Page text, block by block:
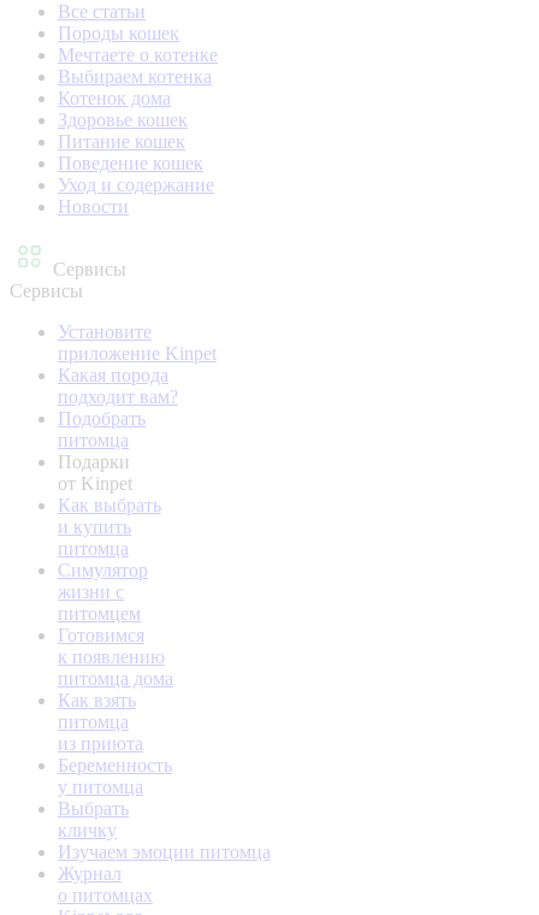
Все статьи
Породы кошек
Мечтаете о котенке
Выбираем котенка
Котенок дома
Здоровье кошек
Питание кошек
Поведение кошек
Уход и содержание
Новости
Сервисы
Сервисы
Установите
приложение Kinpet
Какая порода
подходит вам?
Подобрать
питомца
Подарки
от Kinpet
Как выбрать
и купить
питомца
Симулятор
жизни с
питомцем
Готовимся
к появлению
питомца дома
Как взять
питомца
из приюта
Беременность
у питомца
Выбрать
кличку
Изучаем эмоции питомца
Журнал
о питомцах